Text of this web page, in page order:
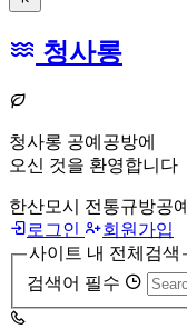
청사롱
청사롱 공예공방에
오신 것을 환영합니다
한산모시 전통규방공예
로그인
회원가입
사이트 내 전체검색
검색어 필수